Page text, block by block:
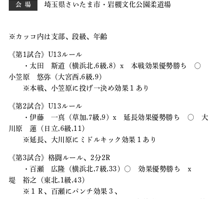
会場 埼玉県さいたま市・岩槻文化公園柔道場
※カッコ内は支部、段級、年齢
《第1試合》U13ルール
・太田 斯道（横浜北,6級,8）x 本戦効果優勢勝ち 〇
小笠原 悠弥（大宮西,6級,9）
※本戦、小笠原に投げ→決め効果１あり
《第2試合》U13ルール
・伊藤 一真（草加,7級,9）x 延長効果優勢勝ち 〇 大
川原 蓮（日立,6級,11）
※延長、大川原にミドルキック効果１あり
《第3試合》格闘ルール、2分2R
・百瀬 広隆（横浜北,7級,33）〇 効果優勢勝ち x
堤 裕之（東北,1級,43）
※１Ｒ、百瀬にパンチ効果３、